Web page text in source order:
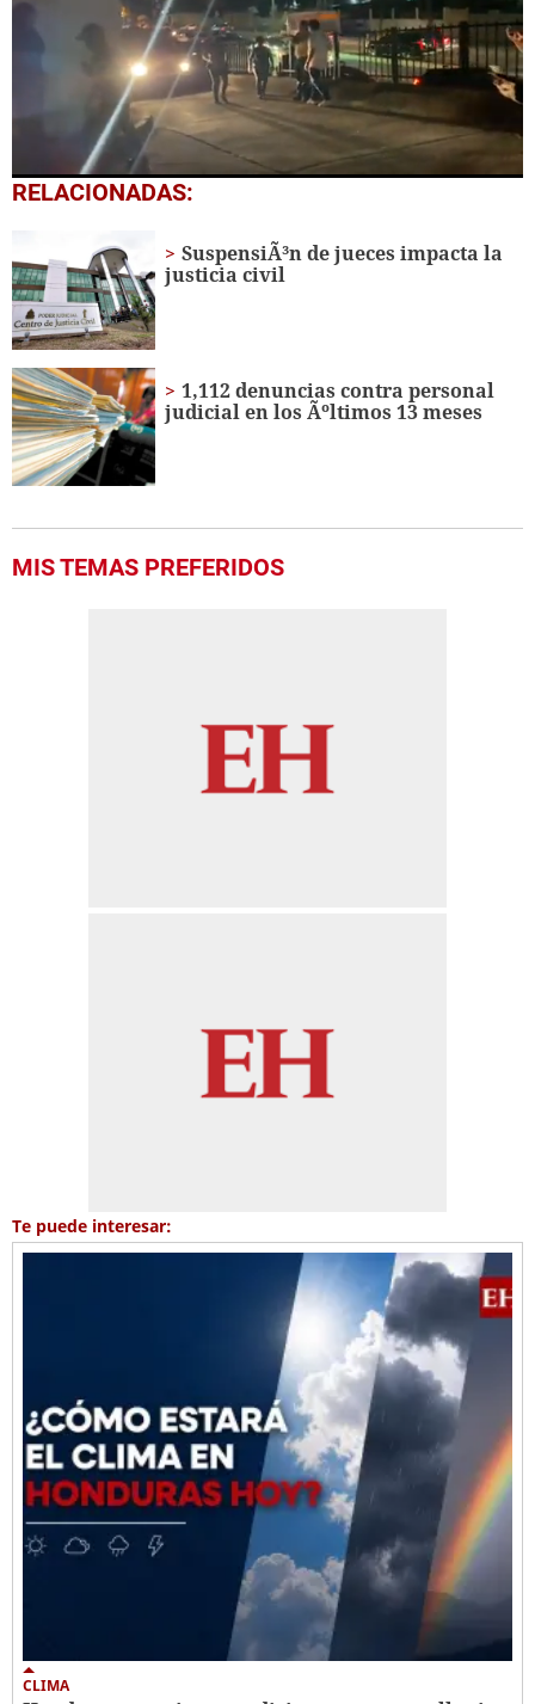
0
seconds
seconds
RELACIONADAS:
SuspensiÃ³n de jueces impacta la
justicia civil
1,112 denuncias contra personal
judicial en los Ãºltimos 13 meses
MIS TEMAS PREFERIDOS
Te puede interesar:
CLIMA